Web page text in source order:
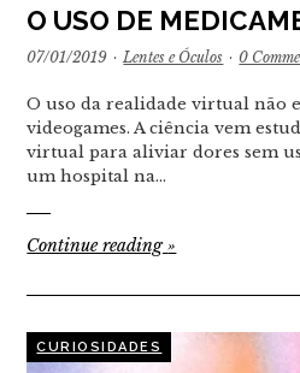
O USO DE
07/01/2019 · Lentes e Óculos · 0
O uso da realidade virtual não
videogames. A ciência vem
virtual para aliviar dores sem
um hospital na…
Continue reading»
CURIOSIDADES